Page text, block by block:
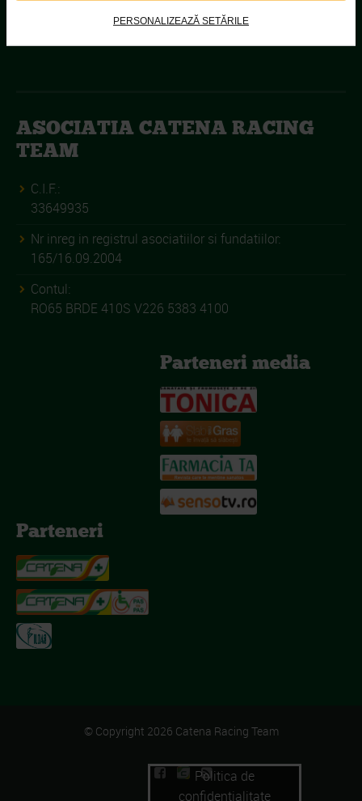
PERSONALIZEAZĂ SETĂRILE
ASOCIATIA CATENA RACING
TEAM
C.I.F.:
33649935
Nr inreg in registrul asociatiilor si fundatiilor:
165/16.09.2004
Contul:
RO65 BRDE 410S V226 5383 4100
Parteneri
Parteneri media
© Copyright 2026 Catena Racing Team
Politica de
confidentialitate